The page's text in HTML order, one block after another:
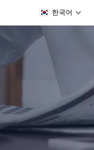
한국어